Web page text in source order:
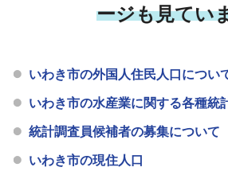
ージも見てい
いわき市の外国人住民人口につい
いわき市の水産業に関する各種統
統計調査員候補者の募集について
いわき市の現住人口